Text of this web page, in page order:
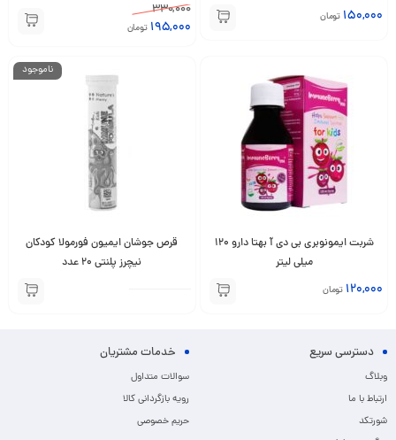
150,000 تومان 330,000
195,000 تومان
شربت ایمونوبری بی دی آ بهتا دارو 120
میلی لیتر
120,000 تومان
ناموجود
قرص جوشان ایمیون فورمولا کودکان
نیچرز پلنتی 20 عدد
دسترسی سریع
وبلاگ
ارتباط با ما
شورتکد
خدمات مشتریان
سوالات متداول
رویه بازگردانی کالا
حریم خصوصی